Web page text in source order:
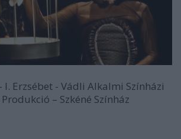
- I. Erzsébet - Vádli Alkalmi Színházi
– Szkéné Színház